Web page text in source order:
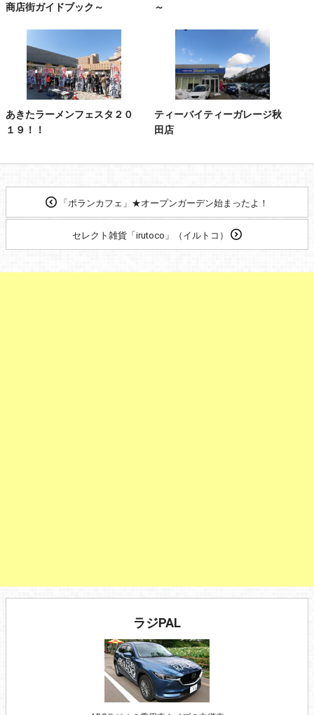
商店街ガイドブック～
～
あきたラーメンフェスタ２０
１９！！
ティーバイティーガレージ秋
田店
「ポランカフェ」★オープンガーデン始まったよ！
セレクト雑貨「irutoco」（イルトコ）
ラジPAL